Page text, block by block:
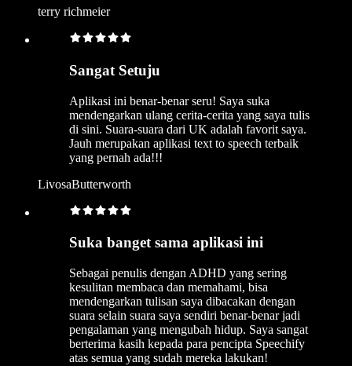
terry richmeier
Sangat Setuju
Aplikasi ini benar-benar seru! Saya suka
mendengarkan ulang cerita-cerita yang saya tulis
di sini. Suara-suara dari UK adalah favorit saya.
Jauh merupakan aplikasi text to speech terbaik
yang pernah ada!!!
LivosaButterworth
Suka banget sama aplikasi ini
Sebagai penulis dengan ADHD yang sering
kesulitan membaca dan memahami, bisa
mendengarkan tulisan saya dibacakan dengan
suara selain suara saya sendiri benar-benar jadi
pengalaman yang mengubah hidup. Saya sangat
berterima kasih kepada para pencipta Speechify
atas semua yang sudah mereka lakukan!